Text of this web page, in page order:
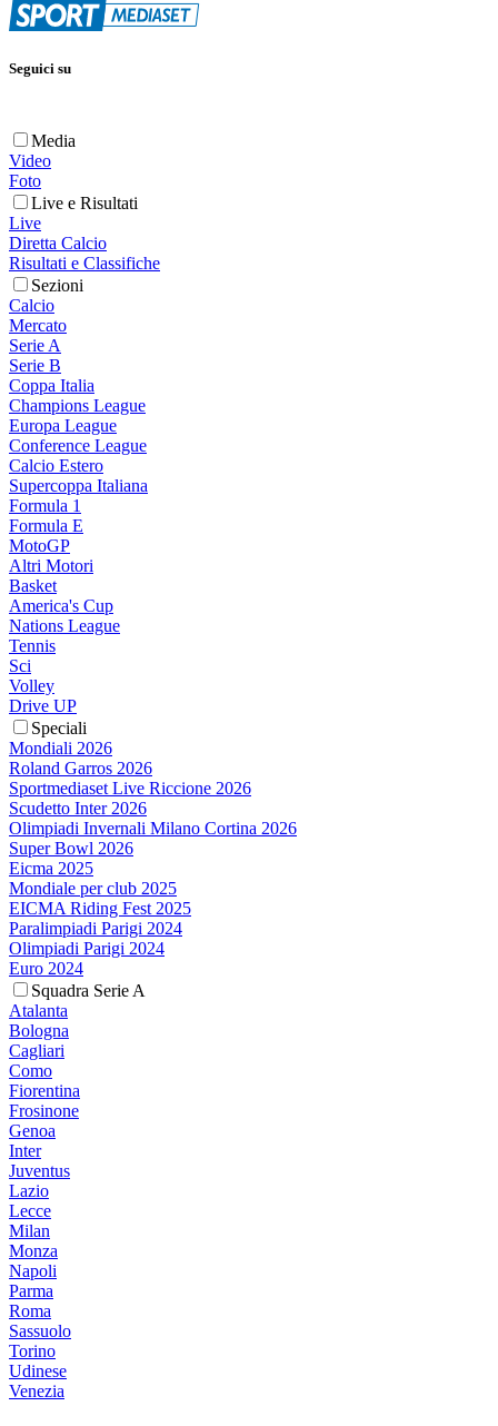
Seguici su
Media
Video
Foto
Live e Risultati
Live
Diretta Calcio
Risultati e Classifiche
Sezioni
Calcio
Mercato
Serie A
Serie B
Coppa Italia
Champions League
Europa League
Conference League
Calcio Estero
Supercoppa Italiana
Formula 1
Formula E
MotoGP
Altri Motori
Basket
America's Cup
Nations League
Tennis
Sci
Volley
Drive UP
Speciali
Mondiali 2026
Roland Garros 2026
Sportmediaset Live Riccione 2026
Scudetto Inter 2026
Olimpiadi Invernali Milano Cortina 2026
Super Bowl 2026
Eicma 2025
Mondiale per club 2025
EICMA Riding Fest 2025
Paralimpiadi Parigi 2024
Olimpiadi Parigi 2024
Euro 2024
Squadra Serie A
Atalanta
Bologna
Cagliari
Como
Fiorentina
Frosinone
Genoa
Inter
Juventus
Lazio
Lecce
Milan
Monza
Napoli
Parma
Roma
Sassuolo
Torino
Udinese
Venezia